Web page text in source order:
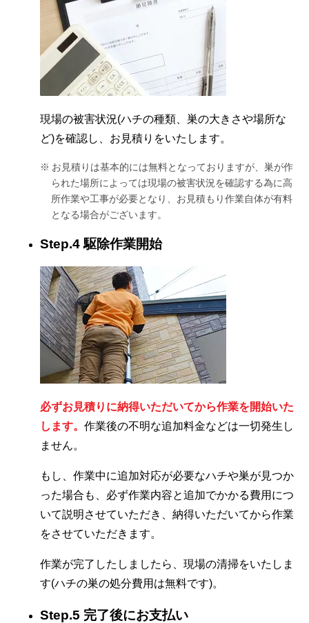
現場の被害状況(ハチの種類、巣の大きさや場所な
ど)を確認し、お見積りをいたします。
お見積りは基本的には無料となっておりますが、巣が作
られた場所によっては現場の被害状況を確認する為に高
所作業や工事が必要となり、お見積もり作業自体が有料
となる場合がございます。
Step.4 駆除作業開始
必ずお見積りに納得いただいてから作業を開始いた
します。 作業後の不明な追加料金などは一切発生し
ません。
もし、作業中に追加対応が必要なハチや巣が見つか
った場合も、必ず作業内容と追加でかかる費用につ
いて説明させていただき、納得いただいてから作業
をさせていただきます。
作業が完了したしましたら、現場の清掃をいたしま
す(ハチの巣の処分費用は無料です)。
Step.5 完了後にお支払い